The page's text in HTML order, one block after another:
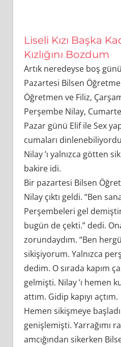
Liseli Kızı Başka
Kızlığını Bozdum
Artık neredeyse boş
Pazartesi Bilsen
Öğretmen ve Filiz,
Perşembe Nilay,
Pazar günü Elif ile Sex
cumaları
Nilay ’ı yalnızca götten
bakire idi.
Bir pazartesi Bilsen
Nilay çıktı geldi. “Ben
Perşembeleri gel
bugün de çekti.” dedi.
zorundaydım. “Ben
sikişiyorum. Yalnızca
dedim. O sırada kapım
gelmişti. Nilay ’ı hemen
attım. Gidip kapıyı açtım.
Hemen sikişmeye
genişlemişti. Yarrağımı
amcığından sikerken